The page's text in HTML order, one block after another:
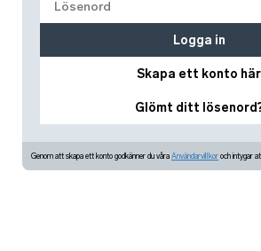
Skapa ett konto här
Glömt ditt
Logga in
Genom att skapa ett konto godkänner du våra Användarvillkor och intygar